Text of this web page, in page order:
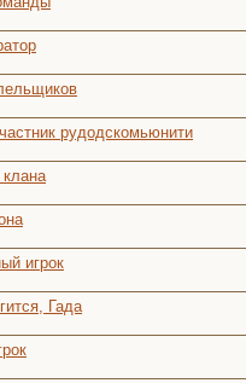
рудодскомьюнити
игрок
Гада